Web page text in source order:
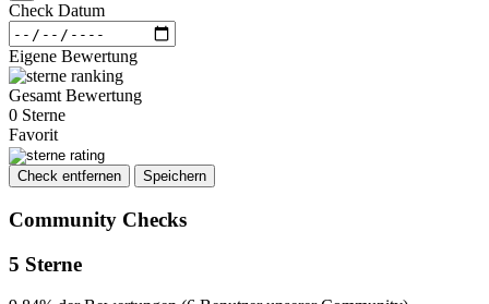
Check Datum
Eigene Bewertung
Gesamt Bewertung
0 Sterne
Favorit
Check entfernen Speichern
Community Checks
5 Sterne